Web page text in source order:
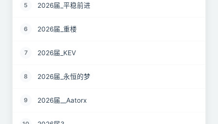
5 2026届_平稳前进
6 2026届_重楼
7 2026届_KEV
8 2026届_永恒的梦
9 2026届__Aatorx